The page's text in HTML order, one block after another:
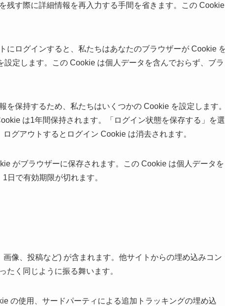
残す際に詳細情報を再入力する手間を省きます。この Cookie
にログインすると、私たちはあなたのブラウザーが Cookie
定します。この Cookie は個人データを含んでおらず、ブラ
を保持するため、私たちはいくつかの Cookie を設定します。
は1年間保持されます。「ログイン状態を保存する」を選
グアウトするとログイン Cookie は消去されます。
がブラウザーに保存されます。この Cookie は個人データを
日で有効期限が切れます。
像、投稿など) が含まれます。他サイトからの埋め込みコン
たく同じように振る舞います。
の使用、サードパーティによる追加トラッキングの埋め込